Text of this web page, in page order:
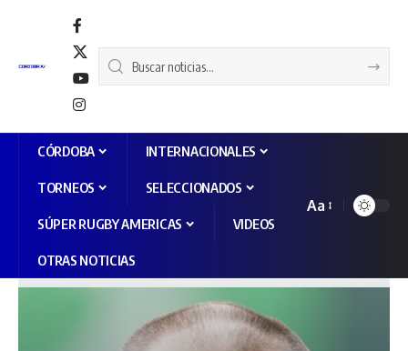
CÓRDOBA INTERNACIONALES
TORNEOS SELECCIONADOS
SÚPER RUGBY AMERICAS VIDEOS
OTRAS NOTICIAS
Aa